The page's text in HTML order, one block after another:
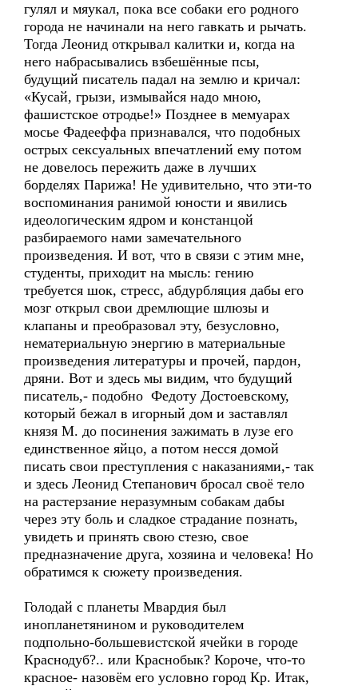
гулял и мяукал, пока все собаки его родного
города не начинали на него гавкать и рычать.
Тогда Леонид открывал калитки и, когда на
него набрасывались взбешённые псы,
будущий писатель падал на землю и кричал:
«Кусай, грызи, измывайся надо мною,
фашистское отродье!» Позднее в мемуарах
мосье Фадееффа признавался, что подобных
острых сексуальных впечатлений ему потом
не довелось пережить даже в лучших
борделях Парижа! Не удивительно, что эти-то
воспоминания ранимой юности и явились
идеологическим ядром и констанцой
разбираемого нами замечательного
произведения. И вот, что в связи с этим мне,
студенты, приходит на мысль: гению
требуется шок, стресс, абдурбляция дабы его
мозг открыл свои дремлющие шлюзы и
клапаны и преобразовал эту, безусловно,
нематериальную энергию в материальные
произведения литературы и прочей, пардон,
дряни. Вот и здесь мы видим, что будущий
писатель,- подобно Федоту Достоевскому,
который бежал в игорный дом и заставлял
князя М. до посинения зажимать в лузе его
единственное яйцо, а потом несся домой
писать свои преступления с наказаниями,- так
и здесь Леонид Степанович бросал своё тело
на растерзание неразумным собакам дабы
через эту боль и сладкое страдание познать,
увидеть и принять свою стезю, свое
предназначение друга, хозяина и человека! Но
обратимся к сюжету произведения.
Голодай с планеты Мвардия был
инопланетянином и руководителем
подпольно-большевистской ячейки в городе
Краснодуб?.. или Краснобык? Короче, что-то
красное- назовём его условно город Кр. Итак,